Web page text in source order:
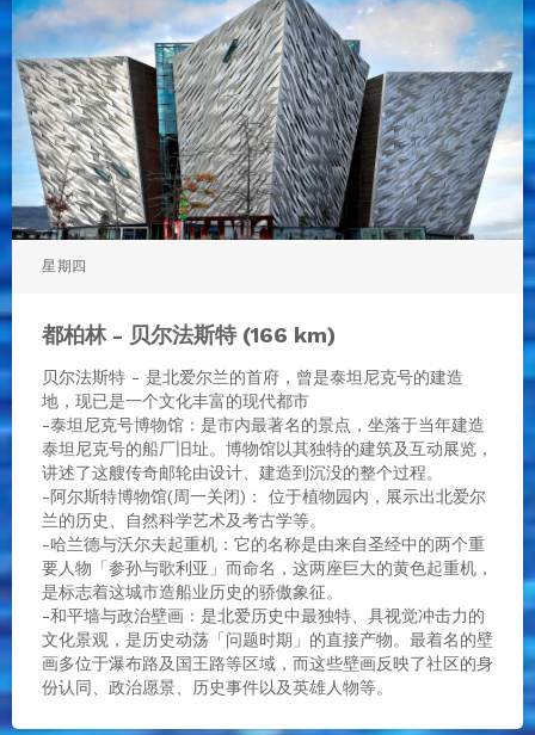
星期四
都柏林 - 贝尔法斯特 (166 km)
贝尔法斯特 - 是北爱尔兰的首府，曾是泰坦尼克号的建造
地，现已是一个文化丰富的现代都市
-泰坦尼克号博物馆：是市内最著名的景点，坐落于当年建造
泰坦尼克号的船厂旧址。博物馆以其独特的建筑及互动展览，
讲述了这艘传奇邮轮由设计、建造到沉没的整个过程。
-阿尔斯特博物馆(周一关闭)： 位于植物园内，展示出北爱尔
兰的历史、自然科学艺术及考古学等。
-哈兰德与沃尔夫起重机：它的名称是由来自圣经中的两个重
要人物「参孙与歌利亚」而命名，这两座巨大的黄色起重机，
是标志着这城市造船业历史的骄傲象征。
-和平墙与政治壁画 : 是北爱历史中最独特、具视觉冲击力的
文化景观，是历史动荡「问题时期」的直接产物。最着名的壁
画多位于瀑布路及国王路等区域，而这些壁画反映了社区的身
份认同、政治愿景、历史事件以及英雄人物等。